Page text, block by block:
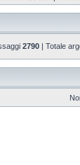
2790 | Totale